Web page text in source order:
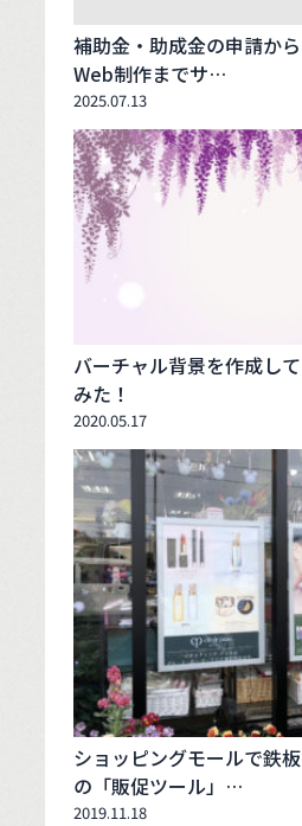
補助金・助成金の申請から
Web制作までサ…
2025.07.13
バーチャル背景を作成して
みた！
2020.05.17
ショッピングモールで鉄板
の「販促ツール」…
2019.11.18